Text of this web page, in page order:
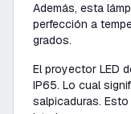
Además, esta
perfección a
grados.
El proyector LED
IP65. Lo cual
salpicaduras.